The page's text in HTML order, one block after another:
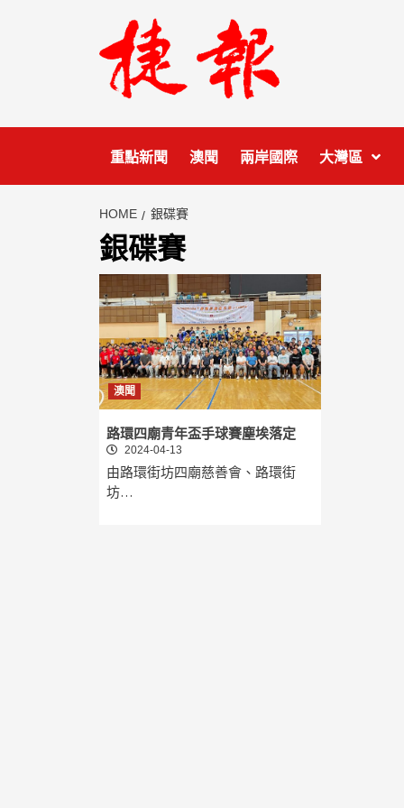
重點新聞 澳聞 兩岸國際 大灣區
HOME 銀碟賽
銀碟賽
澳聞
路環四廟青年盃手球賽塵埃落定
2024-04-13
由路環街坊四廟慈善會、路環街
坊…